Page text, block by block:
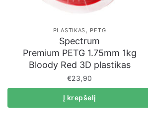
PLASTIKAS , PETG
Spectrum
Premium PETG 1.75mm 1kg
Bloody Red 3D plastikas
€23,90
Į krepšelį